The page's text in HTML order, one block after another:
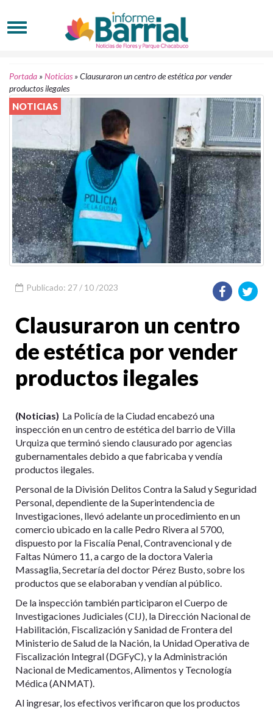
Portada »Noticias »Clausuraron un centro de estética por vender
productos ilegales
NOTICIAS
Publicado: 27 / 10 /2023
Clausuraron un centro
de estética por vender
productos ilegales
(Noticias) La Policía de la Ciudad encabezó una
inspección en un centro de estética del barrio de Villa
Urquiza que terminó siendo clausurado por agencias
gubernamentales debido a que fabricaba y vendía
productos ilegales.
Personal de la División Delitos Contra la Salud y Seguridad
Personal, dependiente de la Superintendencia de
Investigaciones, llevó adelante un procedimiento en un
comercio ubicado en la calle Pedro Rivera al 5700,
dispuesto por la Fiscalía Penal, Contravencional y de
Faltas Número 11, a cargo de la doctora Valeria
Massaglia, Secretaría del doctor Pérez Busto, sobre los
productos que se elaboraban y vendían al público.
De la inspección también participaron el Cuerpo de
Investigaciones Judiciales (CIJ), la Dirección Nacional de
Habilitación, Fiscalización y Sanidad de Frontera del
Ministerio de Salud de la Nación, la Unidad Operativa de
Fiscalización Integral (DGFyC), y la Administración
Nacional de Medicamentos, Alimentos y Tecnología
Médica (ANMAT).
Al ingresar, los efectivos verificaron que los productos